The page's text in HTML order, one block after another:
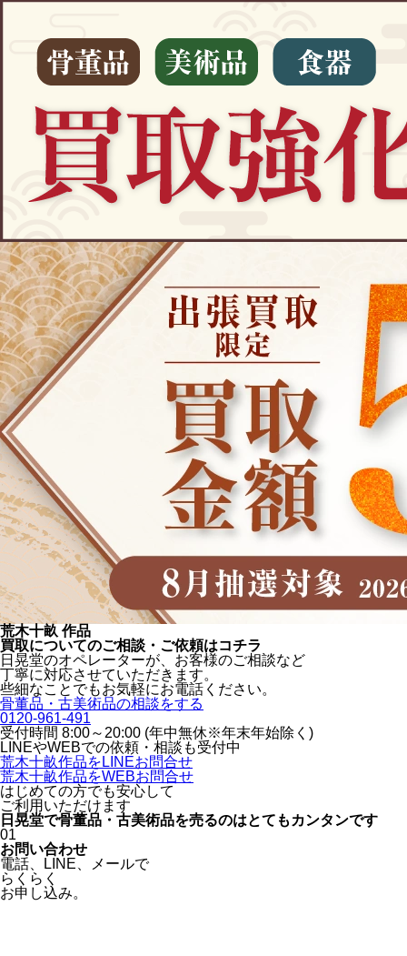
荒木十畝 作品
買取についてのご相談・ご依頼はコチラ
日晃堂のオペレーターが、お客様のご相談など
丁寧に対応させていただきます。
些細なことでもお気軽にお電話ください。
骨董品・古美術品の相談をする
0120-961-491
受付時間 8:00～20:00 (年中無休※年末年始除く)
LINEやWEBでの依頼・相談も受付中
荒木十畝作品をLINEお問合せ
荒木十畝作品をWEBお問合せ
はじめての方でも安心して
ご利用いただけます
日晃堂で骨董品・古美術品を売るのはとても カンタンです
01
お問い合わせ
電話、
LINE、
メールで
らくらく
お申し込み。